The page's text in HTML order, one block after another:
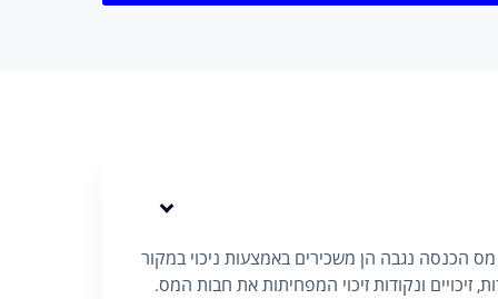
נגבה הן משכירים באמצעות ניכוי במקור
ונקודות זיכוי המפחיתות את חבות המס.